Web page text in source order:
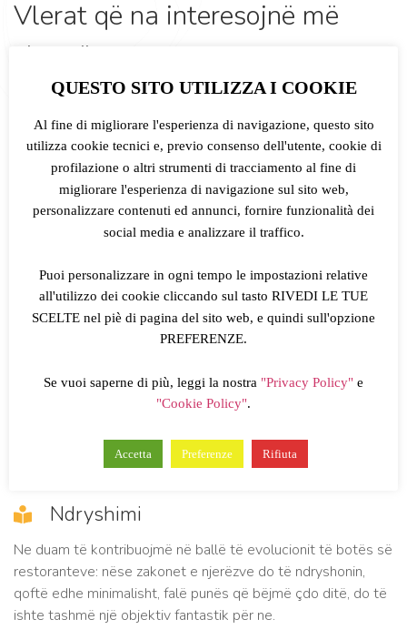
Vlerat që na interesojnë më
shumë
gjithë ndajmë dhe mbajmë të njëjtat vlera.
Fleksibiliteti
Asgjë nuk është e pamundur, kërkimi i zgjidhjes më të mirë
është gjithmonë një opsion. Çdo biznes restoranti është unik
modifikojmë shërbimet tona sipas nevojave të çdo klienti
individual.
Besueshmëria
Çdo anëtar i ekipit, me përvojën, njohuritë dhe entuziazmin e
tij, pasuron Dishcovery me një vlerë të shtuar që është unike
Ndryshimi
Ne duam të kontribuojmë në ballë të evolucionit të botës së
restoranteve: nëse zakonet e njerëzve do të ndryshonin,
qoftë edhe minimalisht, falë punës që bëjmë çdo ditë, do të
ishte tashmë një objektiv fantastik për ne.
QUESTO SITO UTILIZZA I COOKIE
Al fine di migliorare l'esperienza di navigazione, questo sito
utilizza cookie tecnici e, previo consenso dell'utente, cookie di
profilazione o altri strumenti di tracciamento al fine di
migliorare l'esperienza di navigazione sul sito web,
personalizzare contenuti ed annunci, fornire funzionalità dei
social media e analizzare il traffico.
Puoi personalizzare in ogni tempo le impostazioni relative
all'utilizzo dei cookie cliccando sul tasto RIVEDI LE TUE
SCELTE nel piè di pagina del sito web, e quindi sull'opzione
PREFERENZE.
Se vuoi saperne di più, leggi la nostra "Privacy Policy" e
"Cookie Policy".
Accetta Preferenze Rifiuta